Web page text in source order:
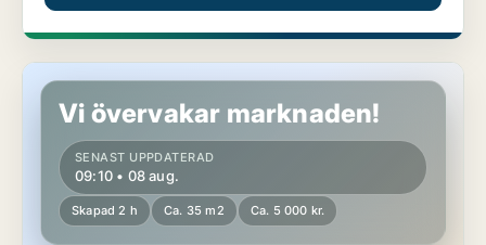
Lägenhet i Klippan
Vi övervakar marknaden!
SENAST UPPDATERAD
09:10 • 08 aug.
Skapad 2 h Ca. 35 m2 Ca. 5 000 kr.